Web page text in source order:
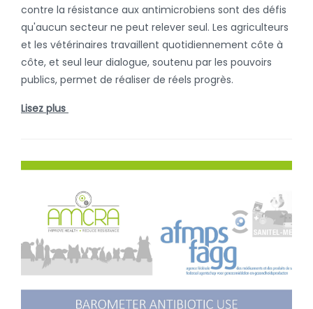
contre la résistance aux antimicrobiens sont des défis
qu'aucun secteur ne peut relever seul. Les agriculteurs
et les vétérinaires travaillent quotidiennement côte à
côte, et seul leur dialogue, soutenu par les pouvoirs
publics, permet de réaliser de réels progrès.
Lisez plus